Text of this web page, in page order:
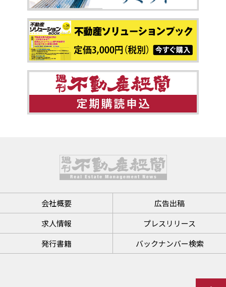
会社概要
広告出稿
求人情報
プレスリリース
発行書籍
バックナンバー検索